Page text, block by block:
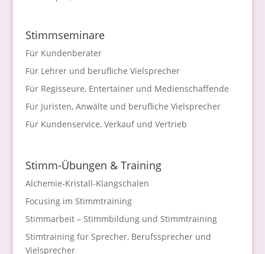
Stimmseminare
Für Kundenberater
Für Lehrer und berufliche Vielsprecher
Für Regisseure, Entertainer und Medienschaffende
Für Juristen, Anwälte und berufliche Vielsprecher
Für Kundenservice, Verkauf und Vertrieb
Stimm-Übungen & Training
Alchemie-Kristall-Klangschalen
Focusing im Stimmtraining
Stimmarbeit – Stimmbildung und Stimmtraining
Stimtraining für Sprecher, Berufssprecher und
Vielsprecher